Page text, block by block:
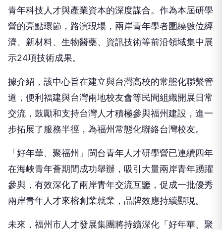
青年科技人才與產業資本的深度謀合。作為本屆研學
營的亮點環節，路演現場，兩岸青年學者圍繞數位經
濟、新材料、生物醫藥、資訊技術等前沿領域集中展
示24項技術成果。
據介紹，該中心旨在建立與台灣高校的常態化聯繫管
道，便利福建與台灣兩地校友會等民間組織開展日常
交流，鼓勵和支持台灣人才積極參與福州建設，進一
步拓展了服務半徑，為福州常態化聯絡台灣校友。
「好年華、聚福州」閩台青年人才研學營已連續四年
在海峽青年薈期間成功舉辦，吸引大量兩岸青年踴躍
參與，有效深化了兩岸青年交流互鑒，促成一批優秀
兩岸青年人才來榕創業就業，品牌效應持續顯現。
未來，福州市人才發展集團將持續深化「好年華、聚